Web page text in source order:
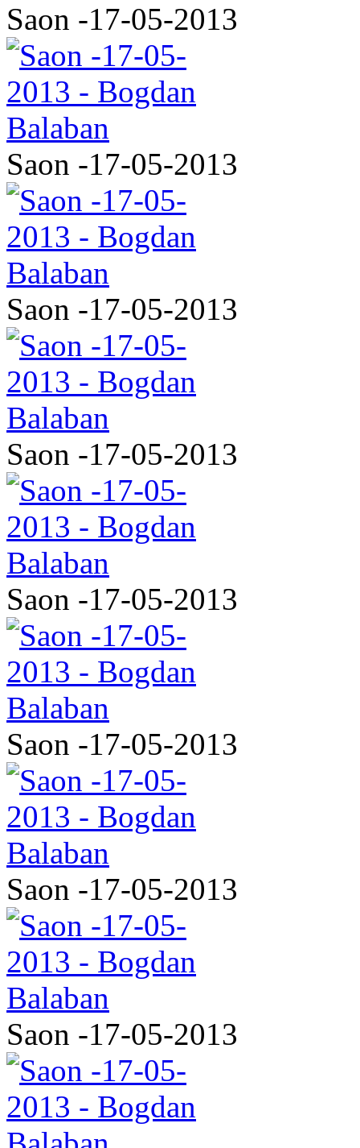
Saon -17-05-2013
Saon -17-05-2013
Saon -17-05-2013
Saon -17-05-2013
Saon -17-05-2013
Saon -17-05-2013
Saon -17-05-2013
Saon -17-05-2013